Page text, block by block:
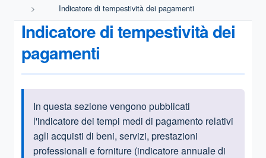
Indicatore di tempestività dei pagamenti
Indicatore di tempestività dei
pagamenti
Informazioni introduttive
In questa sezione vengono pubblicati
l'indicatore dei tempi medi di pagamento relativi
agli acquisti di beni, servizi, prestazioni
professionali e forniture (indicatore annuale di